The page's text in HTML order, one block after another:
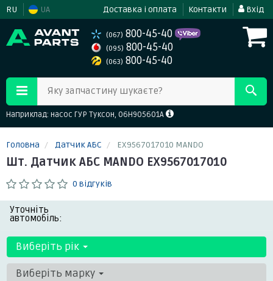
RU UA Доставка і оплата Контакти Вхід
(067) 800-45-40
(095) 800-45-40
(063) 800-45-40
Яку запчастину шукаєте?
Наприклад: насос ГУР Туксон, 06H905601A
Головна Датчик АБС EX9567017010 MANDO
Шт. Датчик АБС MANDO EX9567017010
0 відгуків
Уточніть
автомобіль:
Виберіть рік
Виберіть марку